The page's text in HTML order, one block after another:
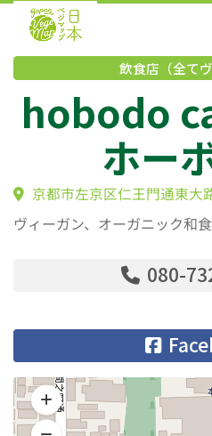
飲食店（全
hobodo
ホー
ヴィーガン、オーガニック和
080-